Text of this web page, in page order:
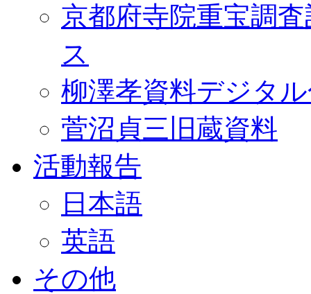
京都府寺院重宝調
ス
柳澤孝資料デジタ
菅沼貞三旧蔵資料
活動報告
日本語
英語
その他